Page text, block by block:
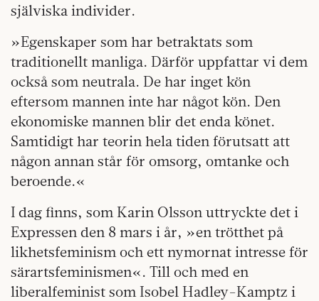
själviska individer.
»Egenskaper som har betraktats som
traditionellt manliga. Därför uppfattar vi dem
också som neutrala. De har inget kön
eftersom mannen inte har något kön. Den
ekonomiske mannen blir det enda könet.
Samtidigt har teorin hela tiden förutsatt att
någon annan står för omsorg, omtanke och
beroende.«
I dag finns, som Karin Olsson uttryckte det i
Expressen den 8 mars i år, »en trötthet på
likhetsfeminism och ett nymornat intresse för
särartsfeminismen«. Till och med en
liberalfeminist som Isobel Hadley-Kamptz i